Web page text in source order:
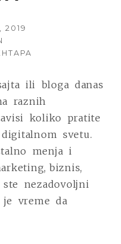
2019
SU
FORMULA
USPEHA
ZARAĐIVANJU
OD
VEB
ili bloga danas
raznih
koliko pratite
svetu.
menja i
biznis,
nezadovoljni
je vreme da